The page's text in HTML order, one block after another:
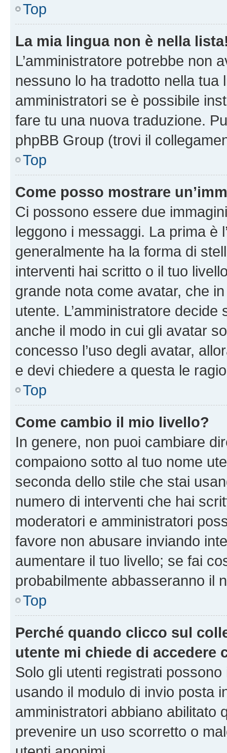
Top
La mia lingua non è nella
L’amministratore potrebbe non
nessuno lo ha tradotto nella tua
amministratori se è possibile
fare tu una nuova traduzione.
phpBB Group (trovi il
Top
Come posso mostrare
Ci possono essere due
leggono i messaggi. La prima è
generalmente ha la forma di
interventi hai scritto o il tuo
grande nota come avatar, che
utente. L’amministratore
anche il modo in cui gli avatar
concesso l’uso degli avatar,
e devi chiedere a questa le
Top
Come cambio il mio livello?
In genere, non puoi cambiare
compaiono sotto al tuo nome
seconda dello stile che stai
numero di interventi che hai
moderatori e amministratori
favore non abusare inviando
aumentare il tuo livello; se fai
probabilmente abbasseranno il
Top
Perché quando clicco sul
utente mi chiede di accedere
Solo gli utenti registrati
usando il modulo di invio posta
amministratori abbiano abilitato
prevenire un uso scorretto o